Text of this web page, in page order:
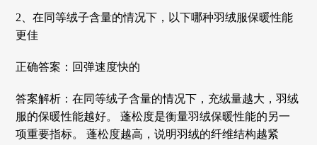
2、在同等绒子含量的情况下，以下哪种羽绒服保暖性能
更佳
正确答案：回弹速度快的
答案解析：在同等绒子含量的情况下，充绒量越大，羽绒
服的保暖性能越好。 蓬松度是衡量羽绒保暖性能的另一
项重要指标。 蓬松度越高，说明羽绒的纤维结构越紧